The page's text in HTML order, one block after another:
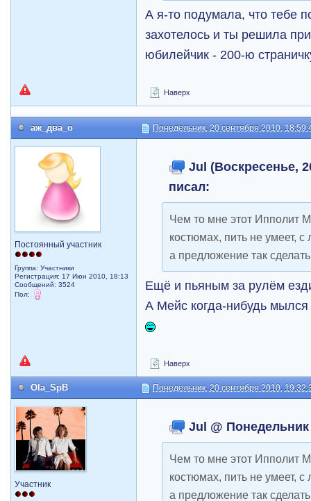
А я-то подумала, что тебе
захотелось и ты решила
юбилейчик - 200-ю
Наверх
аж_два_о Понедельник, 20 сентября 2010,
Постоянный участник
Группа: Участники
Регистрация: 17 Июн 2010, 18:13
Сообщений: 3524
Пол:
Jul (Воскресенье,
писал:
Чем то мне этот Ипполит
костюмах, пить не умеет,
а предложение так
Ещё и пьяным за рулём
А Мейс когда-нибудь
Наверх
Ola_SpB Понедельник, 20 сентября 2010,
Участник
Jul @ Понедельник
Чем то мне этот Ипполит
костюмах, пить не умеет,
а предложение так